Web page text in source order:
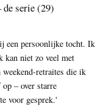
de serie (29)
een persoonlijke tocht. Ik
kan niet zo veel met
weekend-retraites die ik
– over starre
voor gesprek.'